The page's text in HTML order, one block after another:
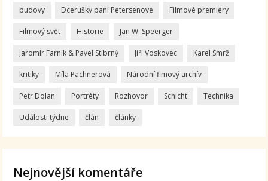
budovy Dcerušky paní Petersenové Filmové premiéry
Filmový svět Historie Jan W. Speerger
Jaromír Farník & Pavel Stíbrný Jiří Voskovec Karel Smrž
kritiky Míla Pachnerová Národní flmový archív
Petr Dolan Portréty Rozhovor Schicht Technika
Události týdne člán články
Nejnovější komentáře